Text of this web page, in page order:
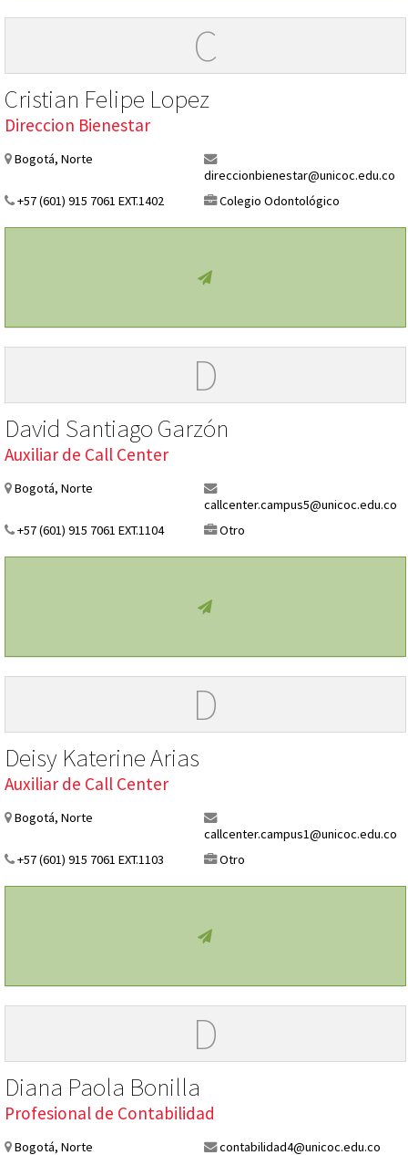
C
Cristian Felipe Lopez
Direccion Bienestar
Bogotá, Norte
direccionbienestar@unicoc.edu.co
+57 (601) 915 7061 EXT.1402
Colegio Odontológico
D
David Santiago Garzón
Auxiliar de Call Center
Bogotá, Norte
callcenter.campus5@unicoc.edu.co
+57 (601) 915 7061 EXT.1104
Otro
D
Deisy Katerine Arias
Auxiliar de Call Center
Bogotá, Norte
callcenter.campus1@unicoc.edu.co
+57 (601) 915 7061 EXT.1103
Otro
D
Diana Paola Bonilla
Profesional de Contabilidad
Bogotá, Norte
contabilidad4@unicoc.edu.co